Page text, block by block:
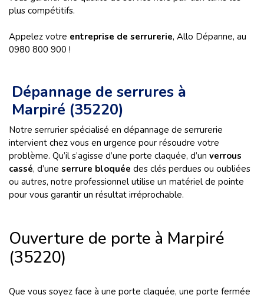
plus compétitifs.
Appelez votre entreprise de serrurerie, Allo Dépanne, au
0980 800 900 !
Dépannage de serrures à
Marpiré (35220)
Notre serrurier spécialisé en dépannage de serrurerie
intervient chez vous en urgence pour résoudre votre
problème. Qu’il s’agisse d’une porte claquée, d’un verrous
cassé, d’une serrure bloquée des clés perdues ou oubliées
ou autres, notre professionnel utilise un matériel de pointe
pour vous garantir un résultat irréprochable.
Ouverture de porte à Marpiré
(35220)
Que vous soyez face à une porte claquée, une porte fermée